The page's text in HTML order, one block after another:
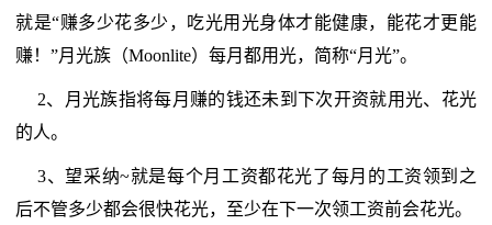
就是“赚多少花多少，吃光用光身体才能健康，能花才更能
赚！”月光族（Moonlite）每月都用光，简称“月光”。
2、月光族指将每月赚的钱还未到下次开资就用光、花光
的人。
3、望采纳~就是每个月工资都花光了每月的工资领到之
后不管多少都会很快花光，至少在下一次领工资前会花光。